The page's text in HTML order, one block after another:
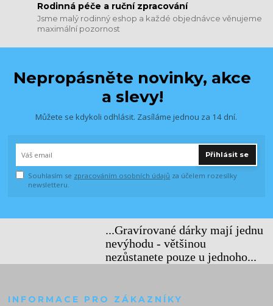
​​​​​​​Rodinná péče a ruční zpracování
Jsme malý rodinný eshop a každé objednávce věnujeme
maximální pozornost
Nepropásněte novinky, akce
a slevy!
Můžete se kdykoli odhlásit. Zasíláme jednou za 14 dní.
Přihlásit se
Souhlasím se zpracováním osobních údajů za účelem rozesílky
newsletteru.
...Gravírované dárky mají jednu
nevýhodu - většinou
nezůstanete pouze u jednoho...
INFORMACE PRO ZÁKAZNÍKY